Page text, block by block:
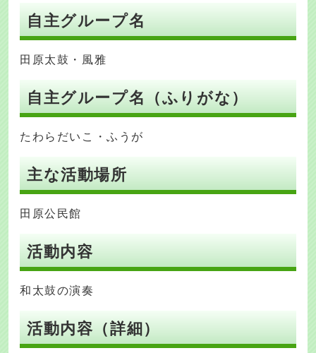
自主グループ名
田原太鼓・風雅
自主グループ名（ふりがな）
たわらだいこ・ふうが
主な活動場所
田原公民館
活動内容
和太鼓の演奏
活動内容（詳細）